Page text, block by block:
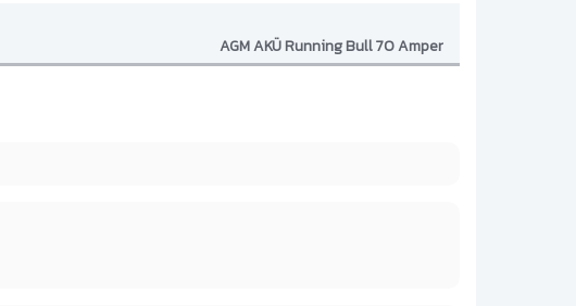
AGM AKÜ Running Bull 70 Amper